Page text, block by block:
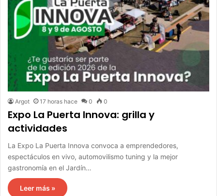
Argot 17 horas hace 0 0
Expo La Puerta Innova: grilla y
actividades
La Expo La Puerta Innova convoca a emprendedores,
espectáculos en vivo, automovilismo tuning y la mejor
gastronomía en el Jardín…
Leer más »